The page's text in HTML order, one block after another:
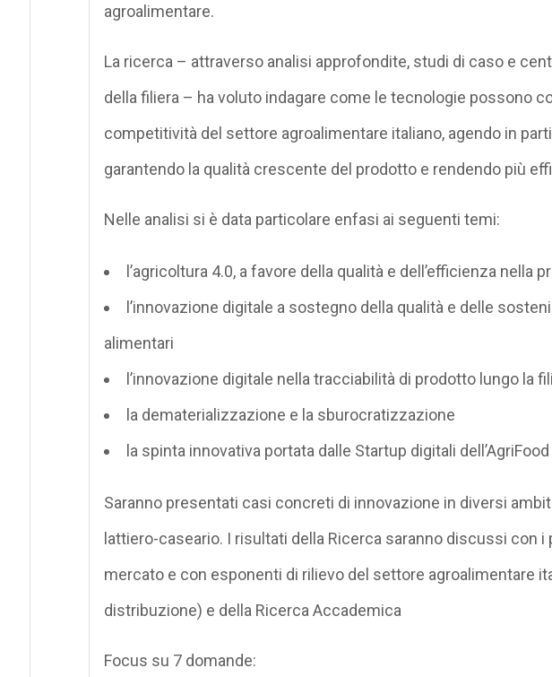
agroalimentare.
La ricerca – attraverso analisi approfondite, studi di caso e
della filiera – ha voluto indagare come le tecnologie possono
competitività del settore agroalimentare italiano, agendo in
garantendo la qualità crescente del prodotto e rendendo più
Nelle analisi si è data particolare enfasi ai seguenti temi:
l’agricoltura 4.0, a favore della qualità e dell’efficienza nella
l’innovazione digitale a sostegno della qualità e delle
alimentari
l’innovazione digitale nella tracciabilità di prodotto lungo la
la dematerializzazione e la sburocratizzazione
la spinta innovativa portata dalle Startup digitali dell’AgriFood
Saranno presentati casi concreti di innovazione in diversi
lattiero-caseario. I risultati della Ricerca saranno discussi con
mercato e con esponenti di rilievo del settore agroalimentare
distribuzione) e della Ricerca Accademica
Focus su 7 domande: